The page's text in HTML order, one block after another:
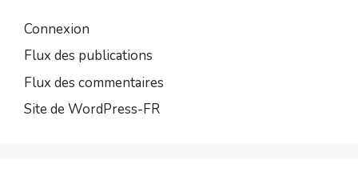
Connexion
Flux des publications
Flux des commentaires
Site de WordPress-FR